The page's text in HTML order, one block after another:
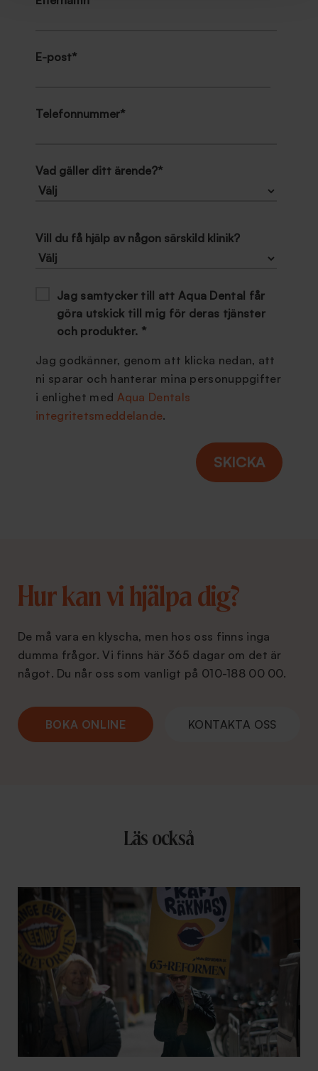
E-post*
Telefonnummer*
Vad gäller ditt ärende?*
Vill du få hjälp av någon särskild klinik?
Jag samtycker till att Aqua Dental får
göra utskick till mig för deras tjänster
och produkter. *
Jag godkänner, genom att klicka nedan, att
ni sparar och hanterar mina personuppgifter
i enlighet med Aqua Dentals
integritetsmeddelande.
Hur kan vi hjälpa dig?
De må vara en klyscha, men hos oss finns inga
dumma frågor. Vi finns här 365 dagar om det är
något. Du når oss som vanligt på 010-188 00 00.
BOKA ONLINE KONTAKTA OSS
Läs också